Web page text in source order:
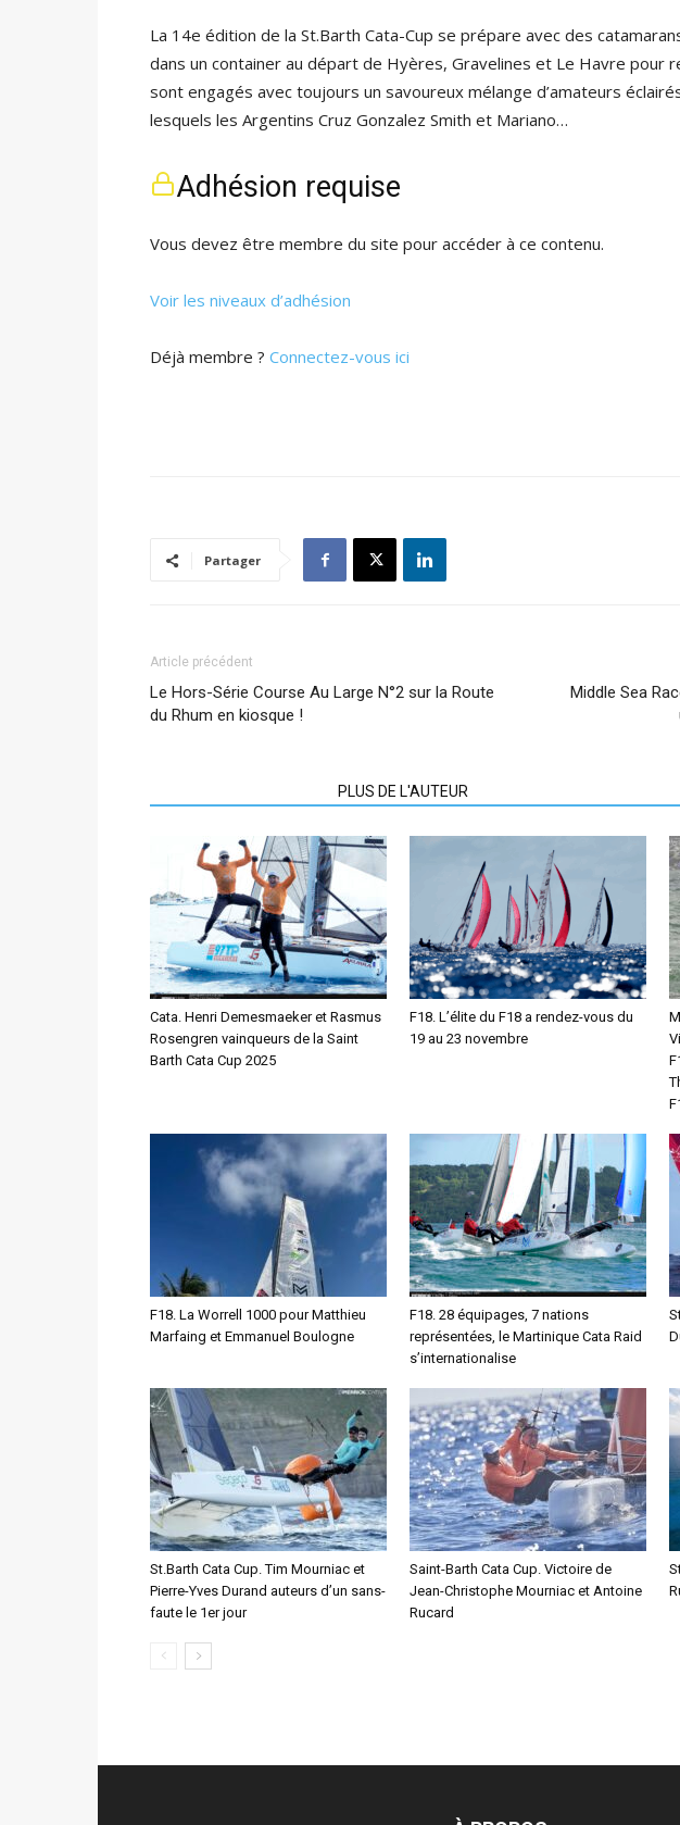
La 14e édition de la St.Barth Cata-Cup se prépare avec des
dans un container au départ de Hyères, Gravelines et Le Havre pour
sont engagés avec toujours un savoureux mélange d’amateurs
lesquels les Argentins Cruz Gonzalez Smith et Mariano…
Adhésion requise
Vous devez être membre du site pour accéder à ce contenu.
Voir les niveaux d’adhésion
Déjà membre ? Connectez-vous ici
Partager
Article précédent
Le Hors-Série Course Au Large N°2 sur la Route
du Rhum en kiosque !
Middle Sea
PLUS DE L'AUTEUR
Cata. Henri Demesmaeker et Rasmus
Rosengren vainqueurs de la Saint
Barth Cata Cup 2025
F18. L’élite du F18 a rendez-vous du
19 au 23 novembre
F18. La Worrell 1000 pour Matthieu
Marfaing et Emmanuel Boulogne
F18. 28 équipages, 7 nations
représentées, le Martinique Cata Raid
s’internationalise
St.Barth Cata Cup. Tim Mourniac et
Pierre-Yves Durand auteurs d’un sans-
faute le 1er jour
Saint-Barth Cata Cup. Victoire de
Jean-Christophe Mourniac et Antoine
Rucard